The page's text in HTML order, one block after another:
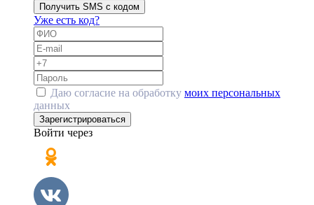
Получить SMS с кодом
Уже есть код?
Даю согласие на обработку моих персональных
данных
Зарегистрироваться
Войти через